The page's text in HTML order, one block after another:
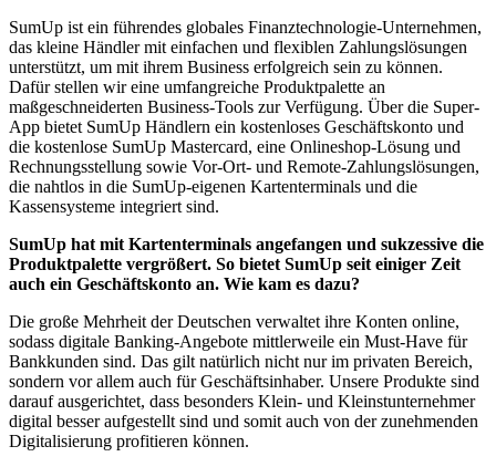
SumUp ist ein führendes globales Finanztechnologie-Unternehmen,
das kleine Händler mit einfachen und flexiblen Zahlungslösungen
unterstützt, um mit ihrem Business erfolgreich sein zu können.
Dafür stellen wir eine umfangreiche Produktpalette an
maßgeschneiderten Business-Tools zur Verfügung. Über die Super-
App bietet SumUp Händlern ein kostenloses Geschäftskonto und
die kostenlose SumUp Mastercard, eine Onlineshop-Lösung und
Rechnungsstellung sowie Vor-Ort- und Remote-Zahlungslösungen,
die nahtlos in die SumUp-eigenen Kartenterminals und die
Kassensysteme integriert sind.
SumUp hat mit Kartenterminals angefangen und sukzessive die
Produktpalette vergrößert. So bietet SumUp seit einiger Zeit
auch ein Geschäftskonto an. Wie kam es dazu?
Die große Mehrheit der Deutschen verwaltet ihre Konten online,
sodass digitale Banking-Angebote mittlerweile ein Must-Have für
Bankkunden sind. Das gilt natürlich nicht nur im privaten Bereich,
sondern vor allem auch für Geschäftsinhaber. Unsere Produkte sind
darauf ausgerichtet, dass besonders Klein- und Kleinstunternehmer
digital besser aufgestellt sind und somit auch von der zunehmenden
Digitalisierung profitieren können.